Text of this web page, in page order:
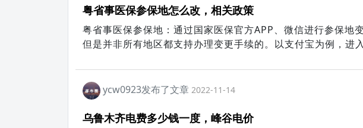
粤省事医保参保地怎么改，相关政策
粤省事医保参保地：通过国家医保官方APP、微信进行参保地
但是并非所有地区都支持办理变更手续的。以支付宝为例，进
地进行切换选择。
ycw0923发布了文章 2022-11-14
乌鲁木齐电费多少钱一度，峰谷电价